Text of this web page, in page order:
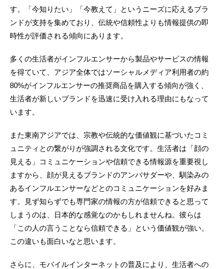
す。「今知りたい」「今教えて」というニーズに応えるブラ
ンドが支持を集めており、伝統や信頼性よりも情報提供の即
時性が評価される傾向にあります。
多くの生活者がインフルエンサーから製品やサービスの情報
を得ていて、アジア全体ではソーシャルメディア利用者の約
80%がインフルエンサーの推奨商品を購入する傾向が強く、
生活者が新しいブランドを迅速に受け入れる理由にもなって
います。
また東南アジアでは、宗教や伝統的な価値観に基づいたコミ
ュニティとの繋がりが強調される文化です。生活者は「顔の
見える」コミュニケーションや信頼できる情報源を重要視し
ますから、顔が見えるブランドのアンバサダーや、馴染みの
あるインフルエンサーなどとのコミュニケーションを好みま
す。見ず知らずでも専門家の情報の方が信頼できると思って
しまうのは、日本的な感覚なのかもしれませんね。彼らは
「この人の言うことなら信頼できる」という価値観が強い。
この違いも面白いなと思います。
さらに、モバイルインターネットの普及により、生活者への